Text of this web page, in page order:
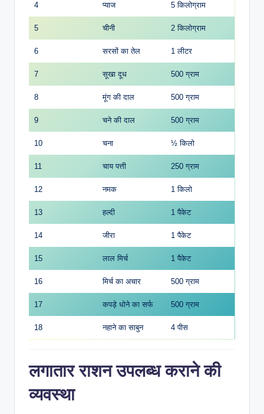
4 प्याज 5 किलोग्राम
5 चीनी 2 किलोग्राम
6 सरसों का तेल 1 लीटर
7 सूखा दूध 500 ग्राम
8 मूंग की दाल 500 ग्राम
9 चने की दाल 500 ग्राम
10 चना ½ किलो
11 चाय पत्ती 250 ग्राम
12 नमक 1 किलो
13 हल्दी 1 पैकेट
14 जीरा 1 पैकेट
15 लाल मिर्च 1 पैकेट
16 मिर्च का अचार 500 ग्राम
17 कपड़े धोने का सर्फ 500 ग्राम
18 नहाने का साबुन 4 पीस
लगातार राशन उपलब्ध कराने की
व्यवस्था